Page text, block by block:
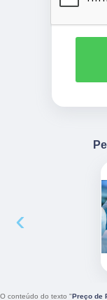
‹
O conteúdo do texto "Preço de